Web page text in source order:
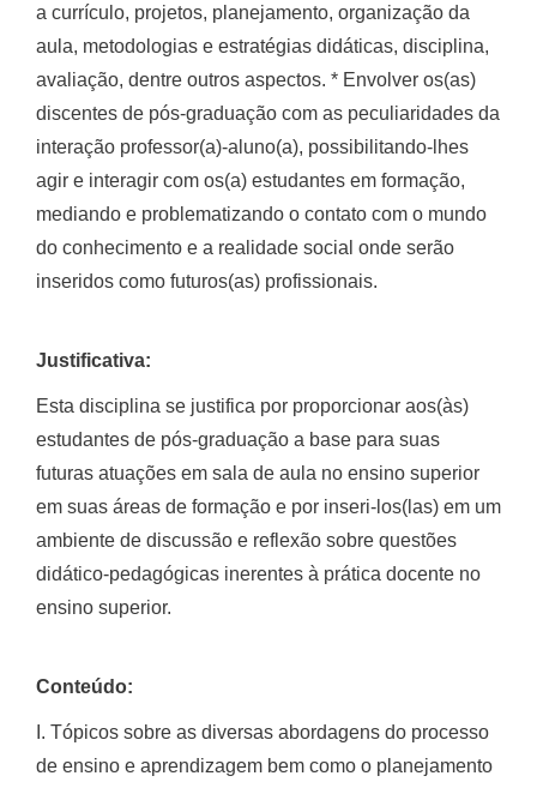
a currículo, projetos, planejamento, organização da
aula, metodologias e estratégias didáticas, disciplina,
avaliação, dentre outros aspectos. * Envolver os(as)
discentes de pós-graduação com as peculiaridades da
interação professor(a)-aluno(a), possibilitando-lhes
agir e interagir com os(a) estudantes em formação,
mediando e problematizando o contato com o mundo
do conhecimento e a realidade social onde serão
inseridos como futuros(as) profissionais.
Justificativa:
Esta disciplina se justifica por proporcionar aos(às)
estudantes de pós-graduação a base para suas
futuras atuações em sala de aula no ensino superior
em suas áreas de formação e por inseri-los(las) em um
ambiente de discussão e reflexão sobre questões
didático-pedagógicas inerentes à prática docente no
ensino superior.
Conteúdo:
I. Tópicos sobre as diversas abordagens do processo
de ensino e aprendizagem bem como o planejamento